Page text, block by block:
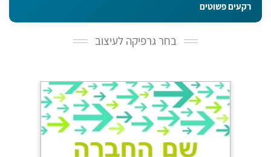
רקעים פשוטים
בחר גרפיקה לעיצוב